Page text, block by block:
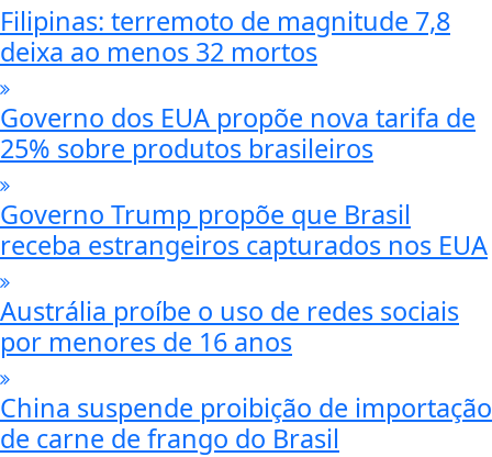
Filipinas: terremoto de magnitude 7,8
deixa ao menos 32 mortos
Governo dos EUA propõe nova tarifa de
25% sobre produtos brasileiros
Governo Trump propõe que Brasil
receba estrangeiros capturados nos EUA
Austrália proíbe o uso de redes sociais
por menores de 16 anos
China suspende proibição de importação
de carne de frango do Brasil